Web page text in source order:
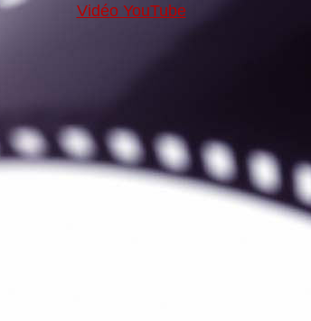
Vidéo YouTube